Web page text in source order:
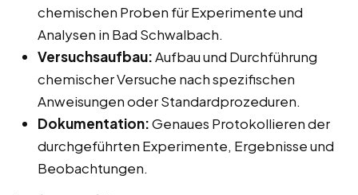
chemischen Proben für Experimente und
Analysen in Bad Schwalbach.
Versuchsaufbau:Aufbau und Durchführung
chemischer Versuche nach spezifischen
Anweisungen oder Standardprozeduren.
Dokumentation:Genaues Protokollieren der
durchgeführten Experimente, Ergebnisse und
Beobachtungen.